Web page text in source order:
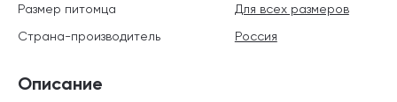
Описание
Размер питомца
Для всех размеров
Страна-производитель
Россия